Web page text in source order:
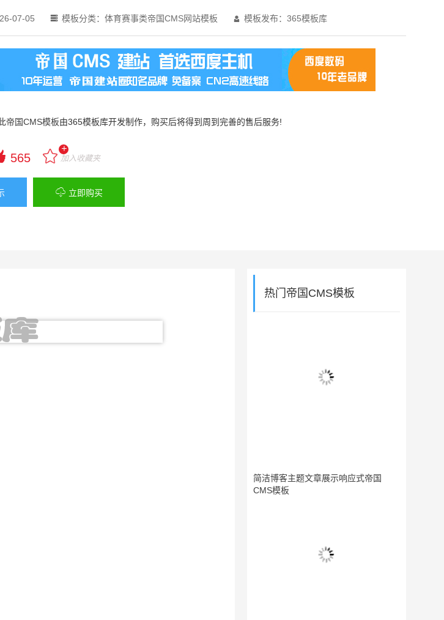
07-05  模板分类： 体育赛事类帝国CMS网站模板  模板发布：365模板库
帝国CMS模板由365模板库开发制作，购买后将得到周到完善的售后服务!
565
+
加入收藏夹
 立即购买
热门帝国CMS模板
简洁博客主题文章展示响应式帝国
CMS模板